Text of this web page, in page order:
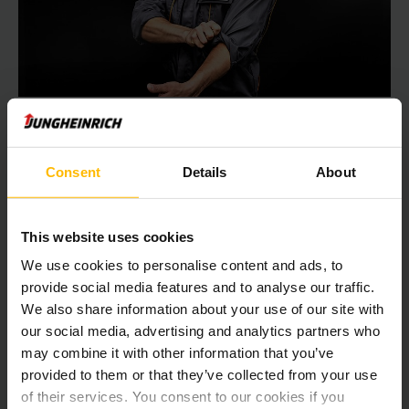
Consent Details About
This website uses cookies
We use cookies to personalise content and ads, to
provide social media features and to analyse our traffic.
We also share information about your use of our site with
our social media, advertising and analytics partners who
may combine it with other information that you’ve
provided to them or that they’ve collected from your use
of their services. You consent to our cookies if you
Jungheinrich Service
Skutočné partnerstvo a lojalita tvoria kľúčový prvok vzťahov
Angažovanou prácou na seba preberáme zodpovednosť za
ĎALŠIE INFORMÁCIE